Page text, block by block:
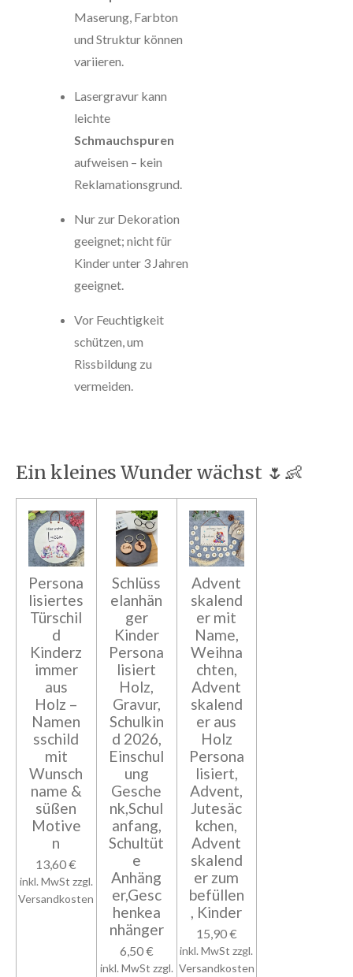
Maserung, Farbton
und Struktur können
variieren.
Lasergravur kann
leichte
Schmauchspuren
aufweisen – kein
Reklamationsgrund.
Nur zur Dekoration
geeignet; nicht für
Kinder unter 3 Jahren
geeignet.
Vor Feuchtigkeit
schützen, um
Rissbildung zu
vermeiden.
Ein kleines Wunder wächst 🌷👶
Persona
lisiertes
Türschil
d
Kinderz
immer
aus
Holz –
Namen
sschild
mit
Wunsch
name &
süßen
Motive
n
13,60 €
inkl. MwSt zzgl.
Versandkosten
Schlüss
elanhän
ger
Kinder
Persona
lisiert
Holz,
Gravur,
Schulkin
d 2026,
Einschul
ung
Gesche
nk,Schul
anfang,
Schultüt
e
Anhäng
er,Gesc
henkea
nhänger
6,50 €
inkl. MwSt zzgl.
Advent
skalend
er mit
Name,
Weihna
chten,
Advent
skalend
er aus
Holz
Persona
lisiert,
Advent,
Jutesäc
kchen,
Advent
skalend
er zum
befüllen
, Kinder
15,90 €
inkl. MwSt zzgl.
Versandkosten